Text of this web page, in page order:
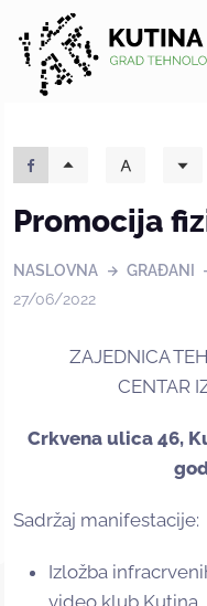
Kutina
Promocija
NASLOVNA GRAĐANI
27/06/2022
ZAJEDNICA
CENTAR
Crkvena ulica 46,
Sadržaj manifestacije:
Izložba